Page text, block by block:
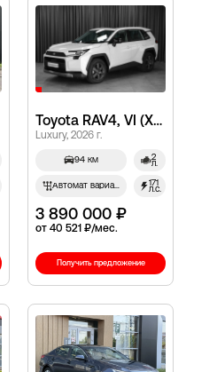
Toyota RAV4, VI (XA60)
Luxury, 2026 г.
94 км 2
л.
Автомат вариатор 171
л.с.
3 890 000 ₽
от 40 521 ₽/мес.
Получить предложение